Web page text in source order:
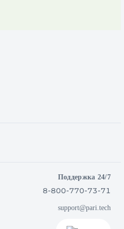
Поддержка 24/7
8-800-770-73-71
support@pari.tech